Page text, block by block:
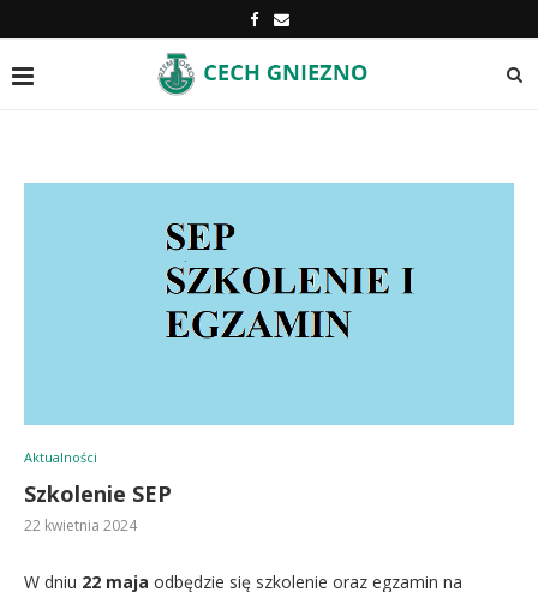
Aktualności
Szkolenie SEP
22 kwietnia 2024
W dniu 22 maja odbędzie się szkolenie oraz egzamin na